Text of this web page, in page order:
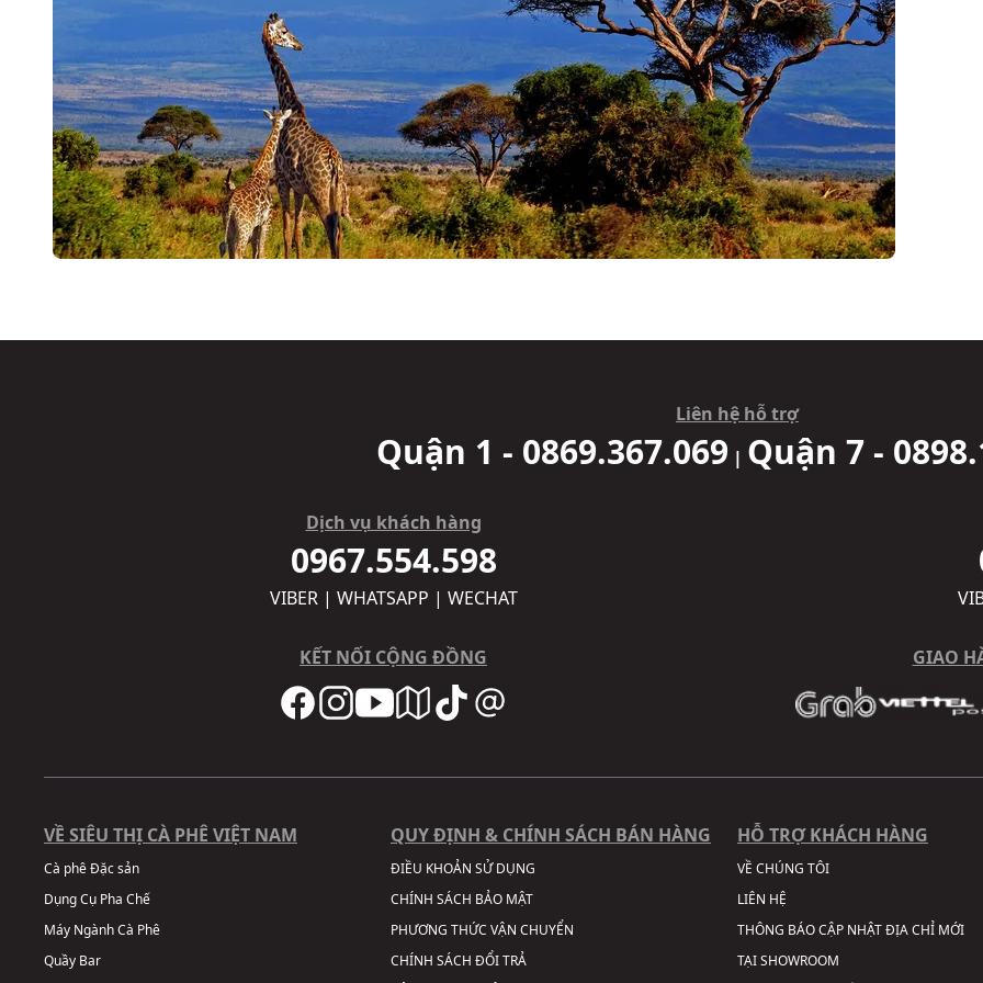
Liên hệ hỗ trợ
Quận 1 - 0869.367.069 | Quận 7 -
Dịch vụ khách hàng
0967.554.598
VIBER | WHATSAPP | WECHAT
KẾT NỐI CỘNG ĐỒNG GIAO
VỀ SIÊU THỊ CÀ PHÊ VIỆT NAM
Cà phê Đặc sản
Dụng Cụ Pha Chế
Máy Ngành Cà Phê
Quầy Bar
QUY ĐỊNH & CHÍNH SÁCH BÁN HÀNG
ĐIỀU KHOẢN SỬ DỤNG
CHÍNH SÁCH BẢO MẬT
PHƯƠNG THỨC VẬN CHUYỂN
CHÍNH SÁCH ĐỔI TRẢ
HỖ TRỢ KHÁCH HÀNG
VỀ CHÚNG TÔI
LIÊN HỆ
THÔNG BÁO CẬP NHẬT ĐỊA CHỈ MỚI
TẠI SHOWROOM